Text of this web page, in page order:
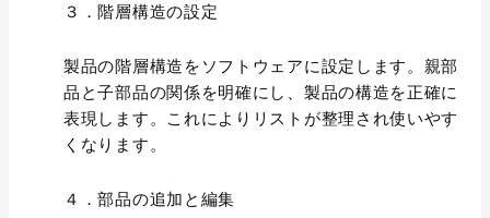
３．階層構造の設定
製品の階層構造をソフトウェアに設定します。親部
品と子部品の関係を明確にし、製品の構造を正確に
表現します。これによりリストが整理され使いやす
くなります。
４．部品の追加と編集